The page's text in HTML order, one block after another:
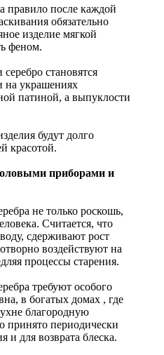
правило после каждой
обязательно
изделие мягкой
феном.
становятся
на украшениях
патиной, а выпуклости
будут долго
красотой.
приборами и
не только роскошь,
Считается, что
сдерживают рост
воздействуют на
процессы старения.
требуют особого
в богатых домах , где
благородную
принято периодически
и для возврата блеска.